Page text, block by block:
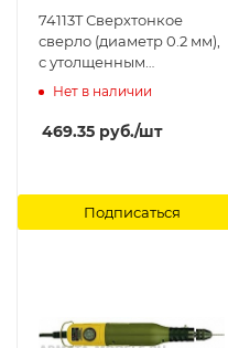
74113T Сверхтонкое
сверло (диаметр 0.2 мм),
с утолщенным
хвостовиком (1мм).Для
алюминию, стеклу,
пластику и дереву.
Нет в наличии
469.35 руб./шт
Подписаться